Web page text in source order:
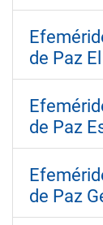
de Paz
de Paz
de Paz